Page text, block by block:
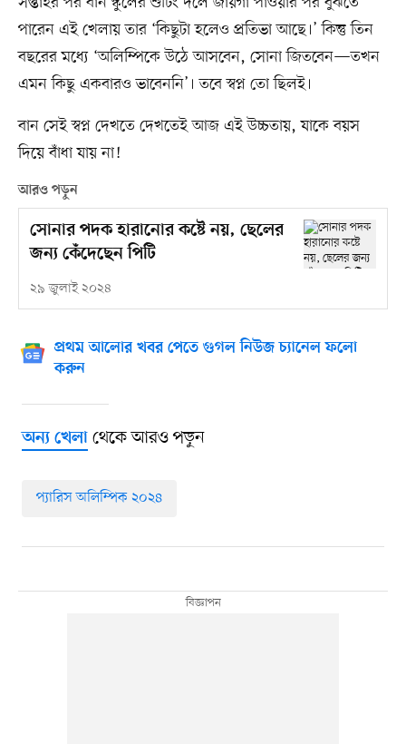
পারেন এই খেলায় তার ‘কিছুটা হলেও প্রতিভা আছে।’ কিন্তু তিন
বছরের মধ্যে ‘অলিম্পিকে উঠে আসবেন, সোনা জিতবেন—তখন
এমন কিছু একবারও ভাবেননি’। তবে স্বপ্ন তো ছিলই।
বান সেই স্বপ্ন দেখতে দেখতেই আজ এই উচ্চতায়, যাকে বয়স
দিয়ে বাঁধা যায় না!
আরও পড়ুন
সোনার পদক হারানোর কষ্টে নয়, ছেলের
জন্য কেঁদেছেন পিটি
২৯ জুলাই ২০২৪
প্রথম আলোর খবর পেতে গুগল নিউজ চ্যানেল ফলো
করুন
অন্য খেলাথেকে আরও পড়ুন
প্যারিস অলিম্পিক ২০২৪